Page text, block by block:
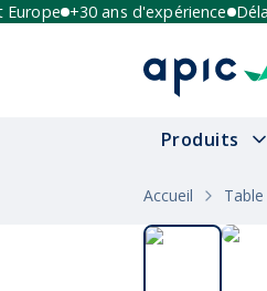
+30 ans d'expérience Délai
Produits
Accueil